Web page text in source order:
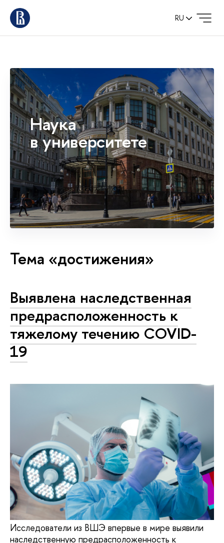
RU
Наука
в университете
Тема «достижения»
Выявлена наследственная
предрасположенность к
тяжелому течению COVID-
19
Исследователи из ВШЭ впервые в мире выявили
наследственную предрасположенность к